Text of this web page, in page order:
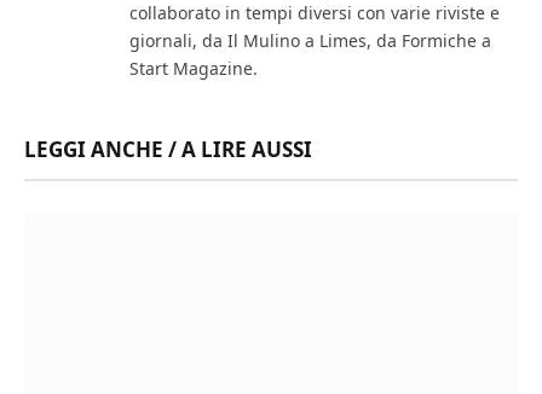
collaborato in tempi diversi con varie riviste e
giornali, da Il Mulino a Limes, da Formiche a
Start Magazine.
LEGGI ANCHE / A LIRE AUSSI